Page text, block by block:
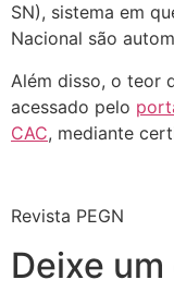
SN), sistema em
Nacional são
Além disso, o teor
acessado pelo
CAC, mediante
Revista PEGN
Deixe